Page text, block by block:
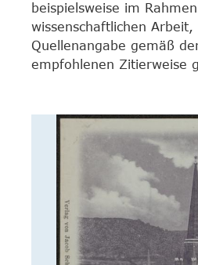
beispielsweise im
wissenschaftlichen
Quellenangabe gemäß
empfohlenen Zitierweise